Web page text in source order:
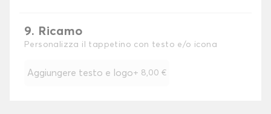
9. Ricamo
Personalizza il tappetino con testo e/o icona
Aggiungere testo e logo+ 8,00 €